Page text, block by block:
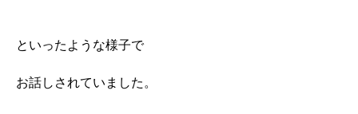
といったような様子で
お話しされていました。